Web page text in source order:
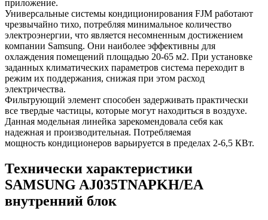
приложение.
Универсальные системы кондиционирования FJM работают
чрезвычайно тихо, потребляя минимальное количество
электроэнергии, что является несомненным достижением
компании Samsung. Они наиболее эффективны для
охлаждения помещений площадью 20-65 м2. При установке
заданных климатических параметров система переходит в
режим их поддержания, снижая при этом расход
электричества.
Фильтрующий элемент способен задерживать практически
все твердые частицы, которые могут находиться в воздухе.
Данная модельная линейка зарекомендовала себя как
надежная и производительная. Потребляемая
мощность кондиционеров варьируется в пределах 2-6,5 КВт.
Технически характеристики
SAMSUNG AJ035TNAPKH/EA
внутренний блок